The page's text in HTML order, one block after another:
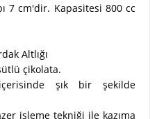
7 cm'dir. Kapasitesi 800 cc
Altlığı
çikolata.
şık bir şekilde
işleme tekniği ile kazıma